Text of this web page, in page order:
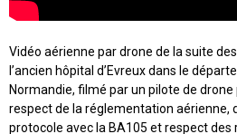
Vidéo aérienne par drone de la suite
l’ancien hôpital d’Evreux dans le
Normandie, filmé par un pilote de
respect de la réglementation aérienne,
protocole avec la BA105 et respect des